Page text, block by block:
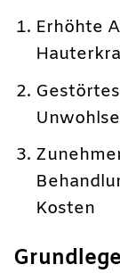
Erhöhte
Kosten